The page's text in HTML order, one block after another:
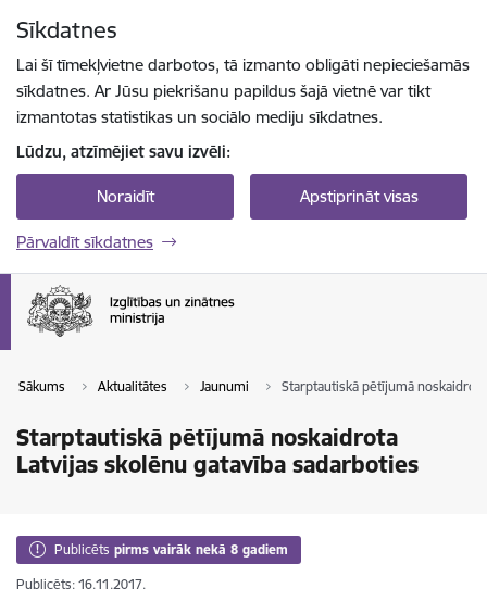
Sīkdatnes
Lai šī tīmekļvietne darbotos, tā izmanto obligāti nepieciešamās
sīkdatnes. Ar Jūsu piekrišanu papildus šajā vietnē var tikt
izmantotas statistikas un sociālo mediju sīkdatnes.
Lūdzu, atzīmējiet savu izvēli:
Noraidīt Apstiprināt visas
Pārvaldīt sīkdatnes
Sākums Aktualitātes Jaunumi Starptautiskā pētījumā
Starptautiskā pētījumā noskaidrota
Latvijas skolēnu gatavība sadarboties
Publicēts pirms vairāk nekā 8 gadiem
Publicēts: 16.11.2017.